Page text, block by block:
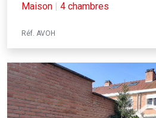
Maison | 4 chambres
Réf. AVOH